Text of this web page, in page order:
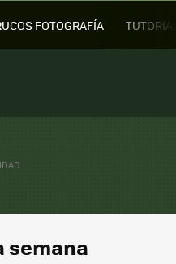
FOTOGRAFÍA
semana